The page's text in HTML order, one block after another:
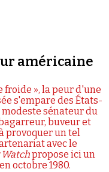
américaine
froide », la peur d'une
s'empare des États-
modeste sénateur du
buveur et
provoquer un tel
avec le
propose ici un
octobre 1980.